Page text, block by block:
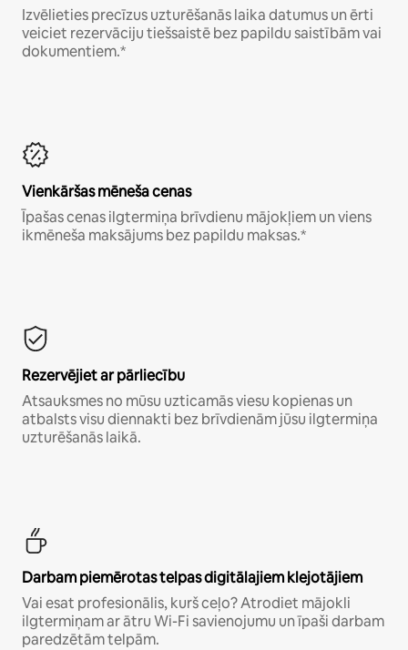
Izvēlieties precīzus uzturēšanās laika datumus un ērti
veiciet rezervāciju tiešsaistē bez papildu saistībām vai
dokumentiem.*
Vienkāršas mēneša cenas
Īpašas cenas ilgtermiņa brīvdienu mājokļiem un viens
ikmēneša maksājums bez papildu maksas.*
Rezervējiet ar pārliecību
Atsauksmes no mūsu uzticamās viesu kopienas un
atbalsts visu diennakti bez brīvdienām jūsu ilgtermiņa
uzturēšanās laikā.
Darbam piemērotas telpas digitālajiem klejotājiem
Vai esat profesionālis, kurš ceļo? Atrodiet mājokli
ilgtermiņam ar ātru Wi-Fi savienojumu un īpaši darbam
paredzētām telpām.